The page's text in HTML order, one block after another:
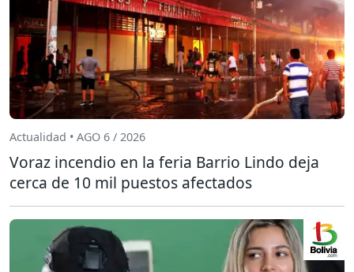
Actualidad • AGO 6 / 2026
Voraz incendio en la feria Barrio Lindo deja
cerca de 10 mil puestos afectados